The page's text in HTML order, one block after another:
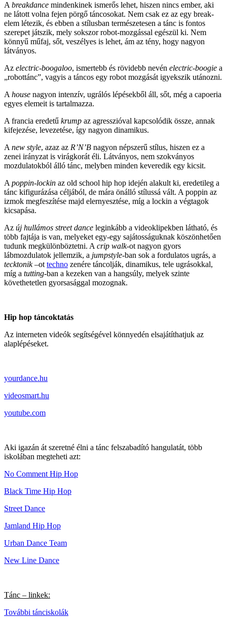
Abreakdance mindenkinek ismerős lehet, hiszen nincs ember, aki
ne látott volna fejen pörgő táncosokat. Nem csak ez az egy break-
elem létezik, és ebben a stílusban természetesen a tánc is fontos
szerepet játszik, mely sokszor robot-mozgással egészül ki. Nem
könnyű műfaj, sőt, veszélyes is lehet, ám az tény, hogy nagyon
látványos.
Az electric-boogaloo, ismertebb és rövidebb nevén electric-boogie a
„robottánc”, vagyis a táncos egy robot mozgását igyekszik utánozni.
Ahouse nagyon intenzív, ugrálós lépésekből áll, sőt, még a capoeria
egyes elemeit is tartalmazza.
A francia eredetű krump az agresszióval kapcsolódik össze, annak
kifejezése, levezetése, így nagyon dinamikus.
Anew style, azaz az R’N’B nagyon népszerű stílus, hiszen ez a
zenei irányzat is virágkorát éli. Látványos, nem szokványos
mozdulatokból álló tánc, melyben minden keveredik egy kicsit.
Apoppin-lockin az old school hip hop idején alakult ki, eredetileg a
tánc kifigurázása céljából, de mára önálló stílussá vált. A poppin az
izmok megfeszítése majd elernyesztése, míg a lockin a végtagok
kicsapása.
Az új hullámos street dance leginkább a videoklipekben látható, és
több fajtája is van, melyeket egy-egy sajátosságuknak köszönhetően
tudunk megkülönböztetni. Acrip walk-ot nagyon gyors
lábmozdulatok jellemzik, a jumpstyle-ban sok a fordulatos ugrás, a
tecktonik–ottechno zenére táncolják, dinamikus, tele ugrásokkal,
míg a tutting-ban a kezeken van a hangsúly, melyek szinte
követhetetlen gyorsasággal mozognak.
Hip hop táncoktatás
Az interneten videók segítségével könnyedén elsajátíthatjuk az
alaplépéseket.
yourdance.hu
videosmart.hu
youtube.com
Aki igazán át szeretné élni a tánc felszabadító hangulatát, több
iskolában megteheti azt:
No Comment Hip Hop
Black Time Hip Hop
Street Dance
Jamland Hip Hop
Urban Dance Team
New Line Dance
Tánc – linkek:
További tánciskolák